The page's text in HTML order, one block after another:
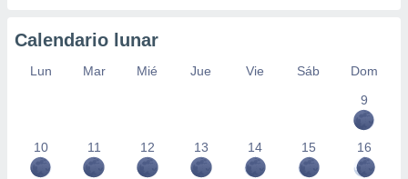
Calendario lunar
Lun Mar Mié Jue Vie Sáb
Dom
9
10 11 12 13 14 15 16